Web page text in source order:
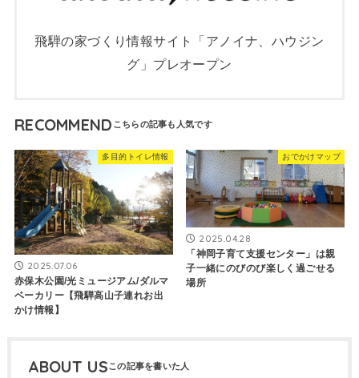
飛騨の家づくり情報サイト「アノイナ、ハウジン
グ」プレオープン
RECOMMEND
多目的トイレ情報
2025.07.06
赤保木公園/光ミュージアム/ダルマ
ベーカリー【飛騨高山子連れお出
かけ情報】
おでかけマップ
2025.04.28
「神岡子育て支援センター」は親
子一緒にのびのび楽しく過ごせる
場所
ABOUT US